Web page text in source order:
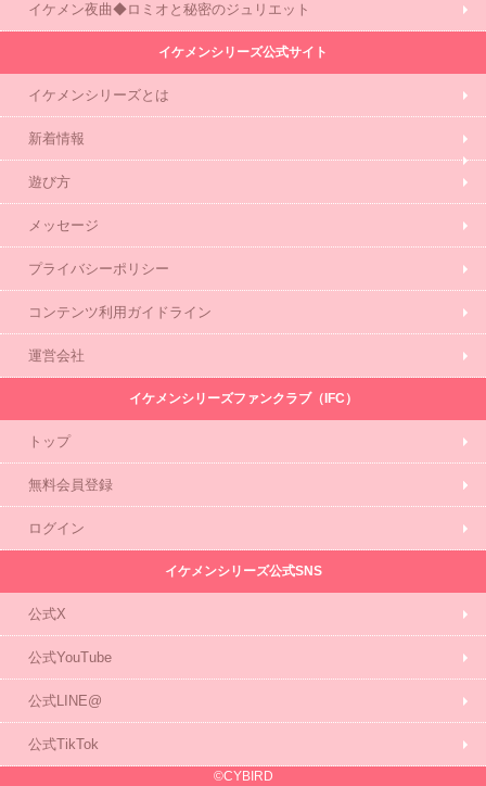
イケメン夜曲◆ロミオと秘密のジュリエット
イケメンシリーズ公式サイト
イケメンシリーズとは
新着情報
遊び方
メッセージ
プライバシーポリシー
コンテンツ利用ガイドライン
運営会社
イケメンシリーズファンクラブ（IFC）
トップ
無料会員登録
ログイン
イケメンシリーズ公式SNS
公式X
公式YouTube
公式LINE@
公式TikTok
©CYBIRD